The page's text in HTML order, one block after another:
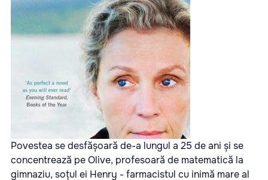
Povestea se desfășoară de-a lungul a 25 de ani și se
concentrează pe Olive, profesoară de matematică la
gimnaziu, soțul ei Henry - farmacistul cu inimă mare al